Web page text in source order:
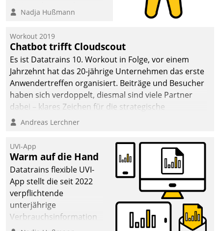
methodisch
Quartier. Dazwischen
zeigte Datatrain, was es
Neues zu bieten hat.
Nadja Hußmann
Workout 2019
Chatbot trifft Cloudscout
Es ist Datatrains 10. Workout in Folge, vor einem
Jahrzehnt hat das 20-jährige Unternehmen das erste
Anwendertreffen organisiert. Beiträge und Besucher
haben sich verdoppelt, diesmal sind viele Partner
dabei – klares Zeichen für die strategische
Fokussierung auf den Kunden.
Andreas Lerchner
UVI-App
Warm auf die Hand
Datatrains flexible UVI-
App stellt die seit 2022
verpflichtende
unterjährige
Verbrauchsinformation
schnell, zuverlässig und